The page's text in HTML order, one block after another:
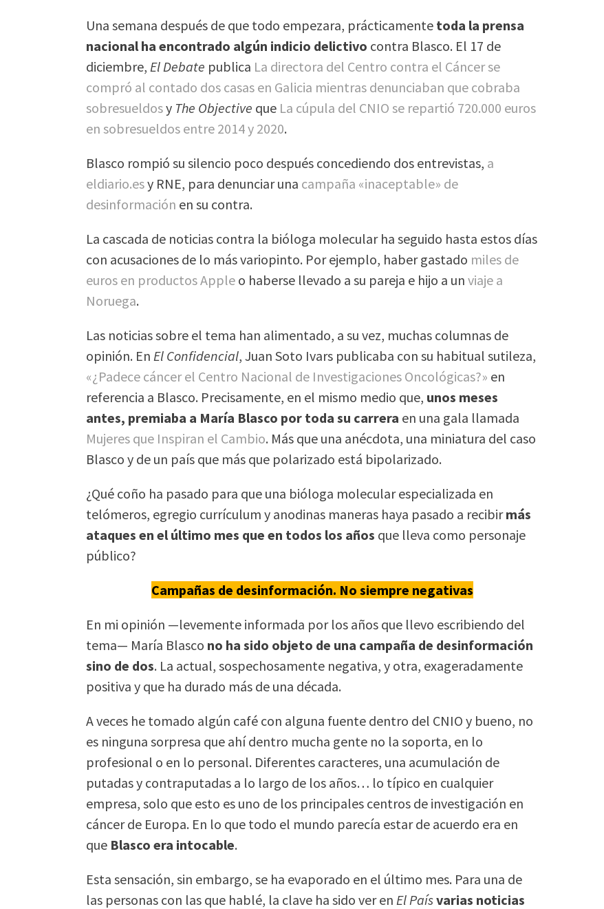
Una semana después de que todo empezara, prácticamente toda la prensa
nacional ha encontrado algún indicio delictivo contra Blasco. El 17 de
diciembre, El Debate publica La directora del Centro contra el Cáncer se
compró al contado dos casas en Galicia mientras denunciaban que cobraba
sobresueldosy The Objective que La cúpula del CNIO se repartió 720.000 euros
en sobresueldos entre 2014 y 2020.
Blasco rompió su silencio poco después concediendo dos entrevistas, a
eldiario.esy RNE, para denunciar una campaña «inaceptable» de
desinformación en su contra.
La cascada de noticias contra la bióloga molecular ha seguido hasta estos días
con acusaciones de lo más variopinto. Por ejemplo, haber gastado miles de
euros en productos Apple o haberse llevado a su pareja e hijo a unviaje a
Noruega.
Las noticias sobre el tema han alimentado, a su vez, muchas columnas de
opinión. En El Confidencial, Juan Soto Ivars publicaba con su habitual sutileza,
«¿Padece cáncer el Centro Nacional de Investigaciones Oncológicas?» en
referencia a Blasco. Precisamente, en el mismo medio que, unos meses
antes, premiaba a María Blasco por toda su carrera en una gala llamada
Mujeres que Inspiran el Cambio. Más que una anécdota, una miniatura del caso
Blasco y de un país que más que polarizado está bipolarizado.
¿Qué coño ha pasado para que una bióloga molecular especializada en
telómeros, egregio currículum y anodinas maneras haya pasado a recibirmás
ataques en el último mes que en todos los años que lleva como personaje
público?
Campañas de desinformación. No siempre negativas
En mi opinión —levemente informada por los años que llevo escribiendo del
tema— María Blasco no ha sido objeto de una campaña de desinformación
sino de dos. La actual, sospechosamente negativa, y otra, exageradamente
positiva y que ha durado más de una década.
A veces he tomado algún café con alguna fuente dentro del CNIO y bueno, no
es ninguna sorpresa que ahí dentro mucha gente no la soporta, en lo
profesional o en lo personal. Diferentes caracteres, una acumulación de
putadas y contraputadas a lo largo de los años… lo típico en cualquier
empresa, solo que esto es uno de los principales centros de investigación en
cáncer de Europa. En lo que todo el mundo parecía estar de acuerdo era en
que Blasco era intocable.
Esta sensación, sin embargo, se ha evaporado en el último mes. Para una de
las personas con las que hablé, la clave ha sido ver en El Paísvarias noticias